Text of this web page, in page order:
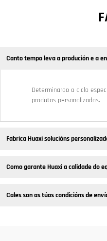
Canto tempo leva a produción e a
Determinarao o ciclo
produtos personalizados.
Fabrica Huaxi solucións
Como garante Huaxi a calidade do
Cales son as túas condicións de